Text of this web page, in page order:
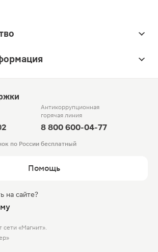
Антикоррупционная
горячая линия
8 800 600-04-77
по России бесплатный
Помощь
на сайте?
«Магнит».